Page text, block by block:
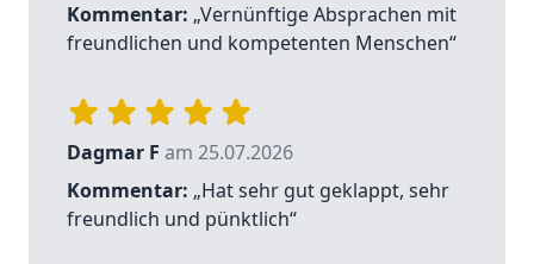
Kommentar: „Vernünftige Absprachen mit
freundlichen und kompetenten Menschen“
Dagmar F am 25.07.2026
Kommentar: „Hat sehr gut geklappt, sehr
freundlich und pünktlich“